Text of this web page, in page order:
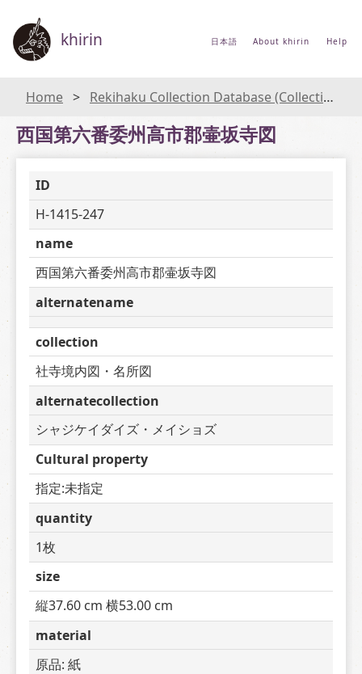
khirin 日本語 About khirin Help
Home Rekihaku Collection Database (Collections Database of the National Museum of Japanese History)
西国第六番委州高市郡壷坂寺図
ID
H-1415-247
name
西国第六番委州高市郡壷坂寺図
alternatename
collection
社寺境内図・名所図
alternatecollection
シャジケイダイズ・メイショズ
Cultural property
指定:未指定
quantity
1枚
size
縦37.60 cm 横53.00 cm
material
原品: 紙